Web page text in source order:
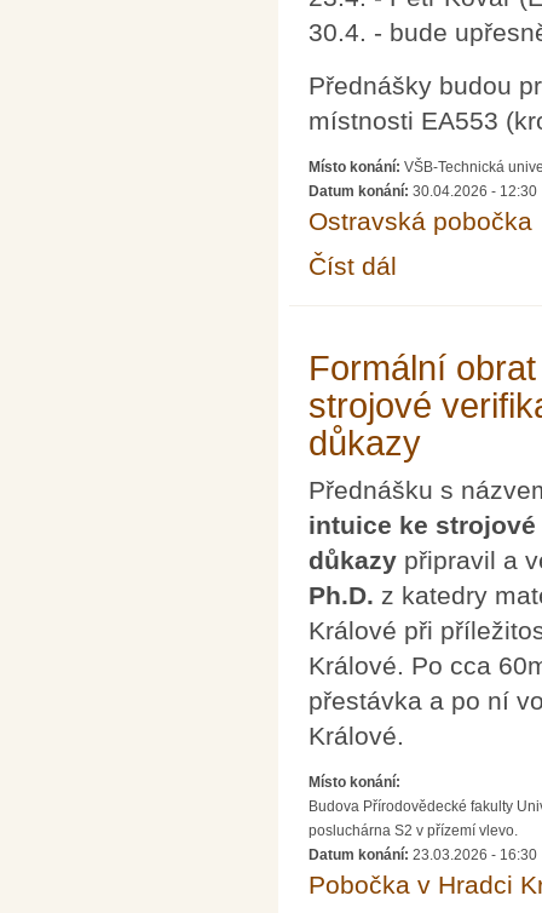
30.4. - bude
Přednášky budou
místnosti EA553
Místo konání: VŠB-Technická
Datum konání: 30.04.2026 - 12:30
Ostravská pobočka
Číst dál
Formální
strojové
důkazy
Přednášku s
intuice ke
důkazy připravil a
Ph.D. z katedry
Králové při
Králové. Po cca
přestávka a po ní
Králové.
Místo konání:
Budova Přírodovědecké fakulty
posluchárna S2 v přízemí vlevo.
Datum konání: 23.03.2026 - 16:30
Pobočka v Hradci